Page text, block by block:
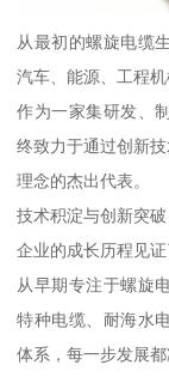
从最初的螺旋电缆
汽车、能源、工程机
作为一家集研发、
终致力于通过创新
理念的杰出代表。
技术积淀与创新突破
企业的成长历程见证
从早期专注于螺旋
特种电缆、耐海水
体系，每一步发展